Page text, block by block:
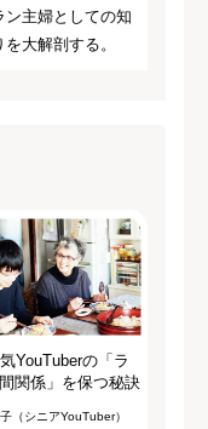
ン主婦としての知
大解剖する。
YouTuberの「ラ
関係」を保つ秘訣
（シニアYouTuber）